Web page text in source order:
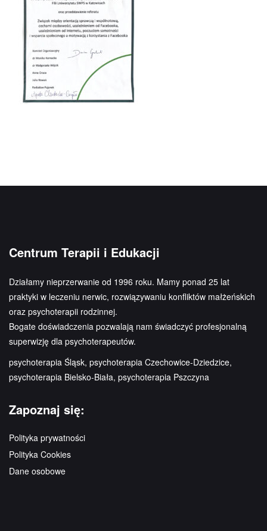
Centrum Terapii i Edukacji
Działamy nieprzerwanie od 1996 roku. Mamy ponad 25 lat
praktyki w leczeniu nerwic, rozwiązywaniu konfliktów małżeńskich
oraz psychoterapii rodzinnej.
Bogate doświadczenia pozwalają nam świadczyć profesjonalną
superwizję dla psychoterapeutów.
psychoterapia Śląsk, psychoterapia Czechowice-Dziedzice,
psychoterapia Bielsko-Biała, psychoterapia Pszczyna
Zapoznaj się:
Polityka prywatności
Polityka Cookies
Dane osobowe